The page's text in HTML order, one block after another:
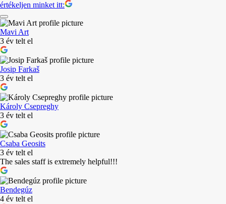
értékeljen minket itt:
Mavi Art
3 év telt el
Josip Farkaš
3 év telt el
Károly Csepreghy
3 év telt el
Csaba Geosits
3 év telt el
The sales staff is extremely helpful!!!
Bendegúz
4 év telt el